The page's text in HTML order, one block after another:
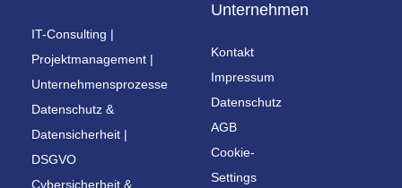
IT-Consulting |
Projektmanagement |
Unternehmensprozesse
Datenschutz &
Datensicherheit |
DSGVO
Cybersicherheit &
Unternehmen
Kontakt
Impressum
Datenschutz
AGB
Cookie-
Settings